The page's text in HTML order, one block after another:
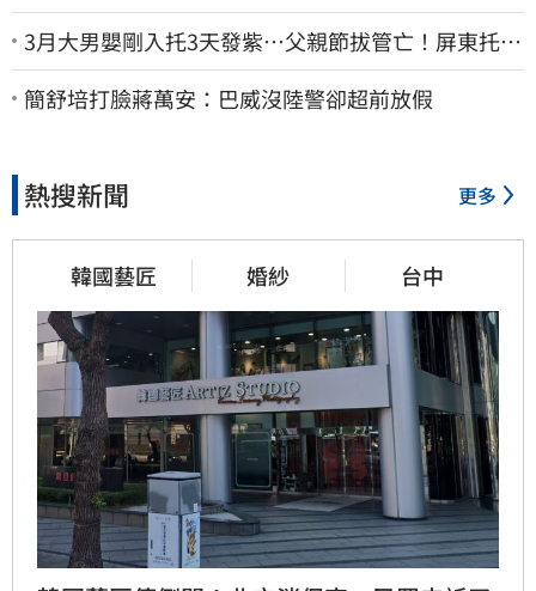
3月大男嬰剛入托3天發紫…父親節拔管亡！屏東托嬰
中心回9字
簡舒培打臉蔣萬安：巴威沒陸警卻超前放假
熱搜新聞 更多
韓國藝匠 婚紗 台中